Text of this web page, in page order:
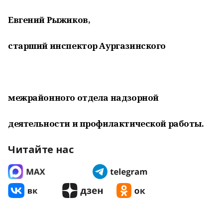
Евгений Рыжиков,
старший инспектор Аургазинского
межрайонного отдела надзорной
деятельности и профилактической работы.
Читайте нас